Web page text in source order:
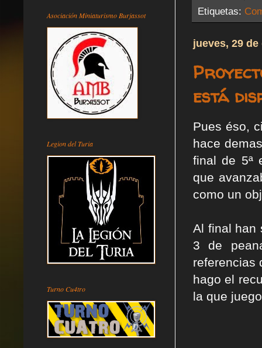
Etiquetas:
jueves, 29
está
Pues éso,
hace
final de 5ª
que
como un
Al final han
3 de
referencias
hago el
la que
Asociación Miniaturismo Burjassot
Legion del Turia
Turno Cu4tro